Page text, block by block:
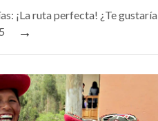
¡La ruta perfecta! ¿Te gustaría
→